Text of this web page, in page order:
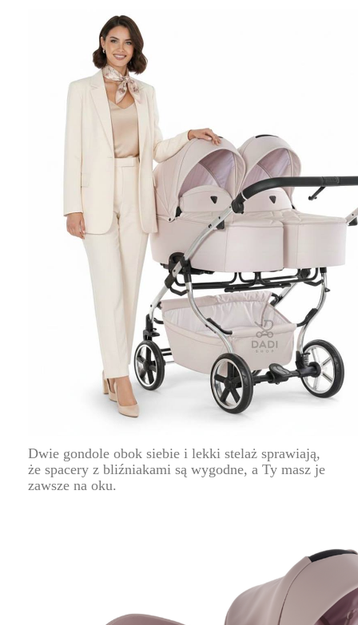
Dwie gondole obok siebie i lekki stelaż sprawiają,
że spacery z bliźniakami są wygodne, a Ty masz je
zawsze na oku.